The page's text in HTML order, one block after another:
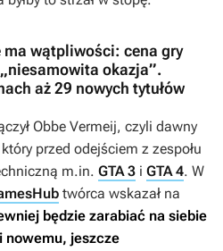
ma wątpliwości: cena gry
okazja”.
aż 29 nowych tytułów
Obbe Vermeij, czyli dawny
przed odejściem z zespołu
m.in. GTA 3 i GTA 4. W
twórca wskazał na
będzie zarabiać na siebie
nowemu, jeszcze